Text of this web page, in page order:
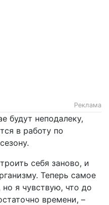
Реклама
будут неподалеку,
в работу по
себя заново, и
Теперь самое
я чувствую, что до
времени, –